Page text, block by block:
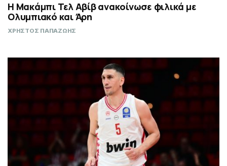
Η Μακάμπι Τελ Αβίβ ανακοίνωσε φιλικά με
Ολυμπιακό και Άρη
ΧΡΗΣΤΟΣ ΠΑΠΑΖΩΗΣ